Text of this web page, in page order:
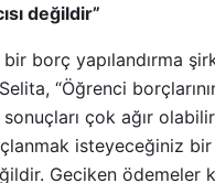
değildir”
borç yapılandırma
“Öğrenci
çok ağır
isteyeceğiniz
Geciken ödemeler